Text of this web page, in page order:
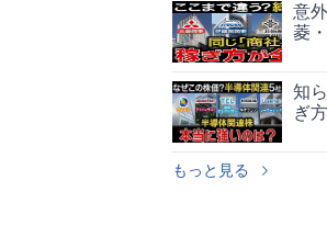
意
菱
知
ぎ
もっと見る